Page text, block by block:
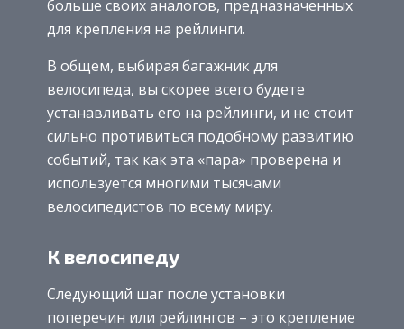
больше своих аналогов, предназначенных
для крепления на рейлинги.
В общем, выбирая багажник для
велосипеда, вы скорее всего будете
устанавливать его на рейлинги, и не стоит
сильно противиться подобному развитию
событий, так как эта «пара» проверена и
используется многими тысячами
велосипедистов по всему миру.
К велосипеду
Следующий шаг после установки
поперечин или рейлингов – это крепление